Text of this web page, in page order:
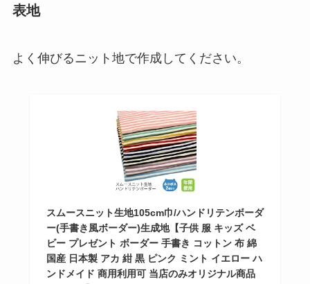
表地
よく伸びるニット地で作成してください。
スムースニット生地105cm巾/ハンドリテンボーダ
ー(手書き風ボーダー)生成地【子供 服 キッズ ベ
ビー プレゼント ボーダー 手書き コットン 布 綿
国産 日本製 アカ 紺 黒 ピンク ミント イエロー ハ
ンドメイド 商用利用可 当店のみオリジナル商品